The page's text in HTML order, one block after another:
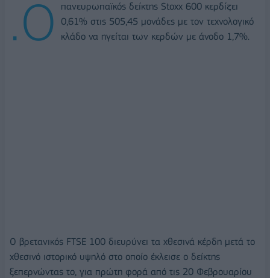
.O
πανευρωπαϊκός δείκτης Stoxx 600 κερδίζει
0,61% στις 505,45 μονάδες με τον τεχνολογικό
κλάδο να ηγείται των κερδών με άνοδο 1,7%.
Ο βρετανικός FTSE 100 διευρύνει τα χθεσινά κέρδη μετά το
χθεσινό ιστορικό υψηλό στο οποίο έκλεισε ο δείκτης
ξεπερνώντας το, για πρώτη φορά από τις 20 Φεβρουαρίου